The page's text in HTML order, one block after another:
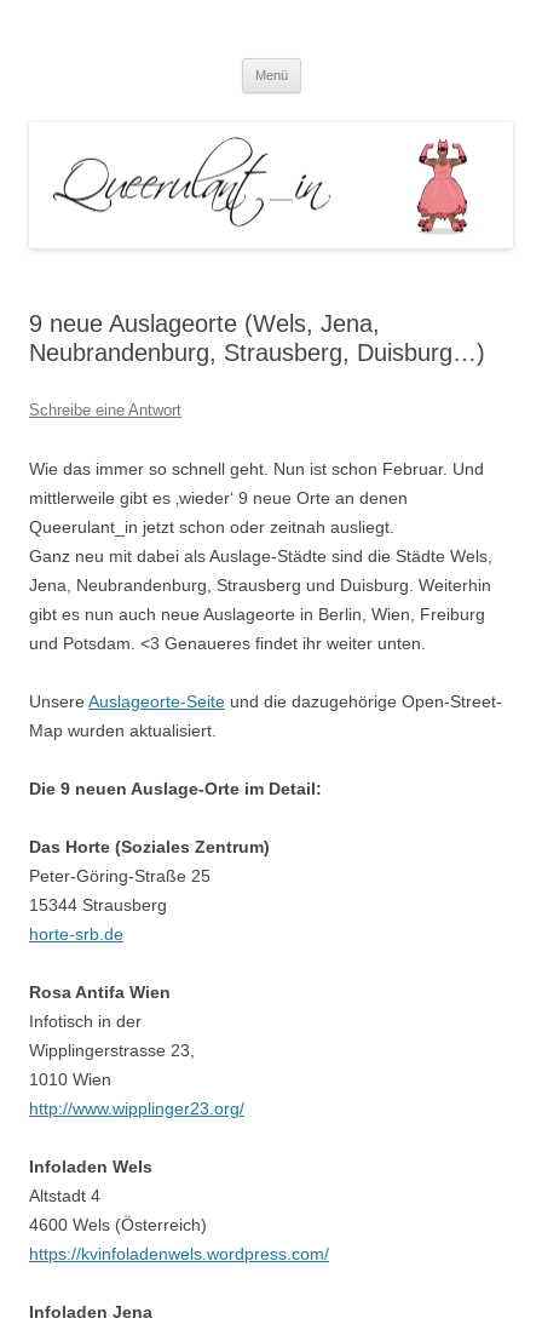
und Praxen
Menü
9 neue Auslageorte (Wels, Jena,
Neubrandenburg, Strausberg, Duisburg…)
Schreibe eine Antwort
Wie das immer so schnell geht. Nun ist schon Februar. Und
mittlerweile gibt es ‚wieder‘ 9 neue Orte an denen
Queerulant_in jetzt schon oder zeitnah ausliegt.
Ganz neu mit dabei als Auslage-Städte sind die Städte Wels,
Jena, Neubrandenburg, Strausberg und Duisburg. Weiterhin
gibt es nun auch neue Auslageorte in Berlin, Wien, Freiburg
und Potsdam. <3 Genaueres findet ihr weiter unten.
Unsere Auslageorte-Seite und die dazugehörige Open-Street-
Map wurden aktualisiert.
Die 9 neuen Auslage-Orte im Detail:
Das Horte (Soziales Zentrum)
Peter-Göring-Straße 25
15344 Strausberg
horte-srb.de
Rosa Antifa Wien
Infotisch in der
Wipplingerstrasse 23,
1010 Wien
http://www.wipplinger23.org/
Infoladen Wels
Altstadt 4
4600 Wels (Österreich)
https://kvinfoladenwels.wordpress.com/
Infoladen Jena